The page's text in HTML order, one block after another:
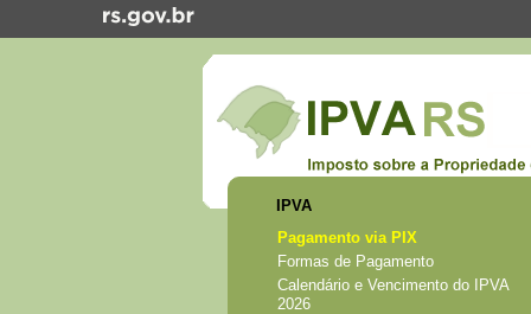
IPVA
Pagamento via PIX
Formas de Pagamento
Calendário e Vencimento do IPVA
2026